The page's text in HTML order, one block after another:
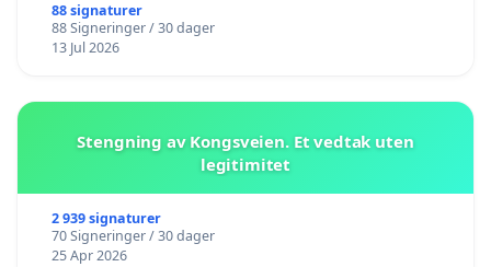
88 signaturer
88 Signeringer / 30 dager
13 Jul 2026
Stengning av Kongsveien. Et vedtak uten
legitimitet
2 939 signaturer
70 Signeringer / 30 dager
25 Apr 2026